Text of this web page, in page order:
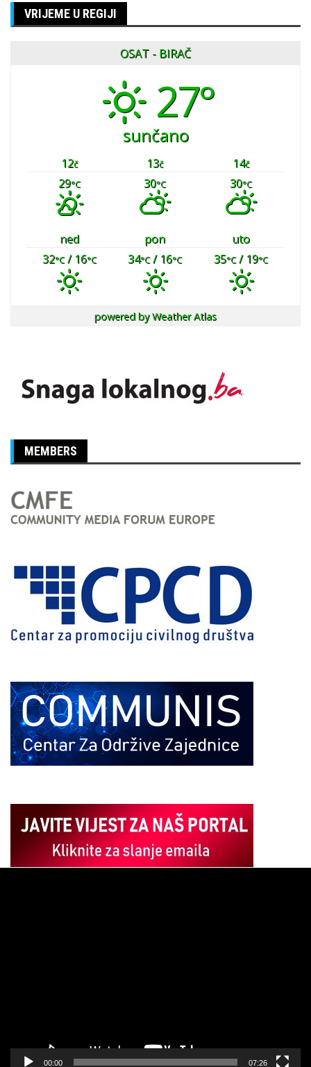
VRIJEME U REGIJI
OSAT - BIRAČ
27°
sunčano
12č 13č 14č
29°C 30°C 30°C
ned pon
uto
32°C/ 16°C 34°C/ 16°C 35°C/ 19°C
powered byWeather Atlas
MEMBERS
00:00 07:26